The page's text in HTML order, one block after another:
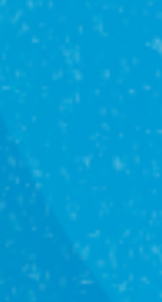
чтобы мы
вас